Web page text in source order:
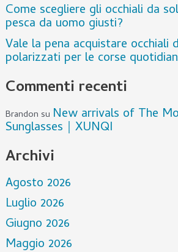
Come scegliere gli occhiali da
pesca da uomo giusti?
Vale la pena acquistare occhiali
polarizzati per le corse
Commenti recenti
Brandon su New arrivals of The
Sunglasses｜XUNQI
Archivi
Agosto 2026
Luglio 2026
Giugno 2026
Maggio 2026